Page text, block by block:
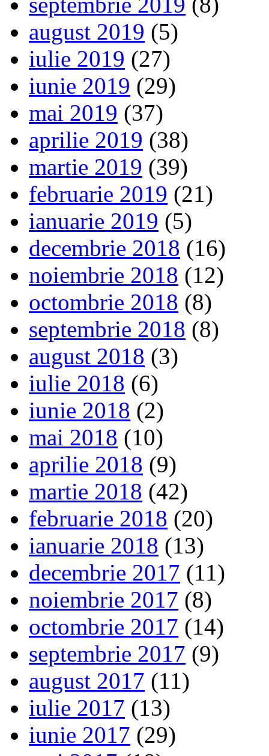
august 2019 (5)
iulie 2019 (27)
iunie 2019 (29)
mai 2019 (37)
aprilie 2019 (38)
martie 2019 (39)
februarie 2019 (21)
ianuarie 2019 (5)
decembrie 2018 (16)
noiembrie 2018 (12)
octombrie 2018 (8)
septembrie 2018 (8)
august 2018 (3)
iulie 2018 (6)
iunie 2018 (2)
mai 2018 (10)
aprilie 2018 (9)
martie 2018 (42)
februarie 2018 (20)
ianuarie 2018 (13)
decembrie 2017 (11)
noiembrie 2017 (8)
octombrie 2017 (14)
septembrie 2017 (9)
august 2017 (11)
iulie 2017 (13)
iunie 2017 (29)